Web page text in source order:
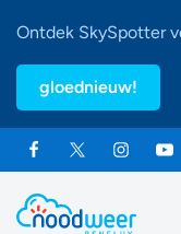
Ontdek SkySpotter
gloednieuw!